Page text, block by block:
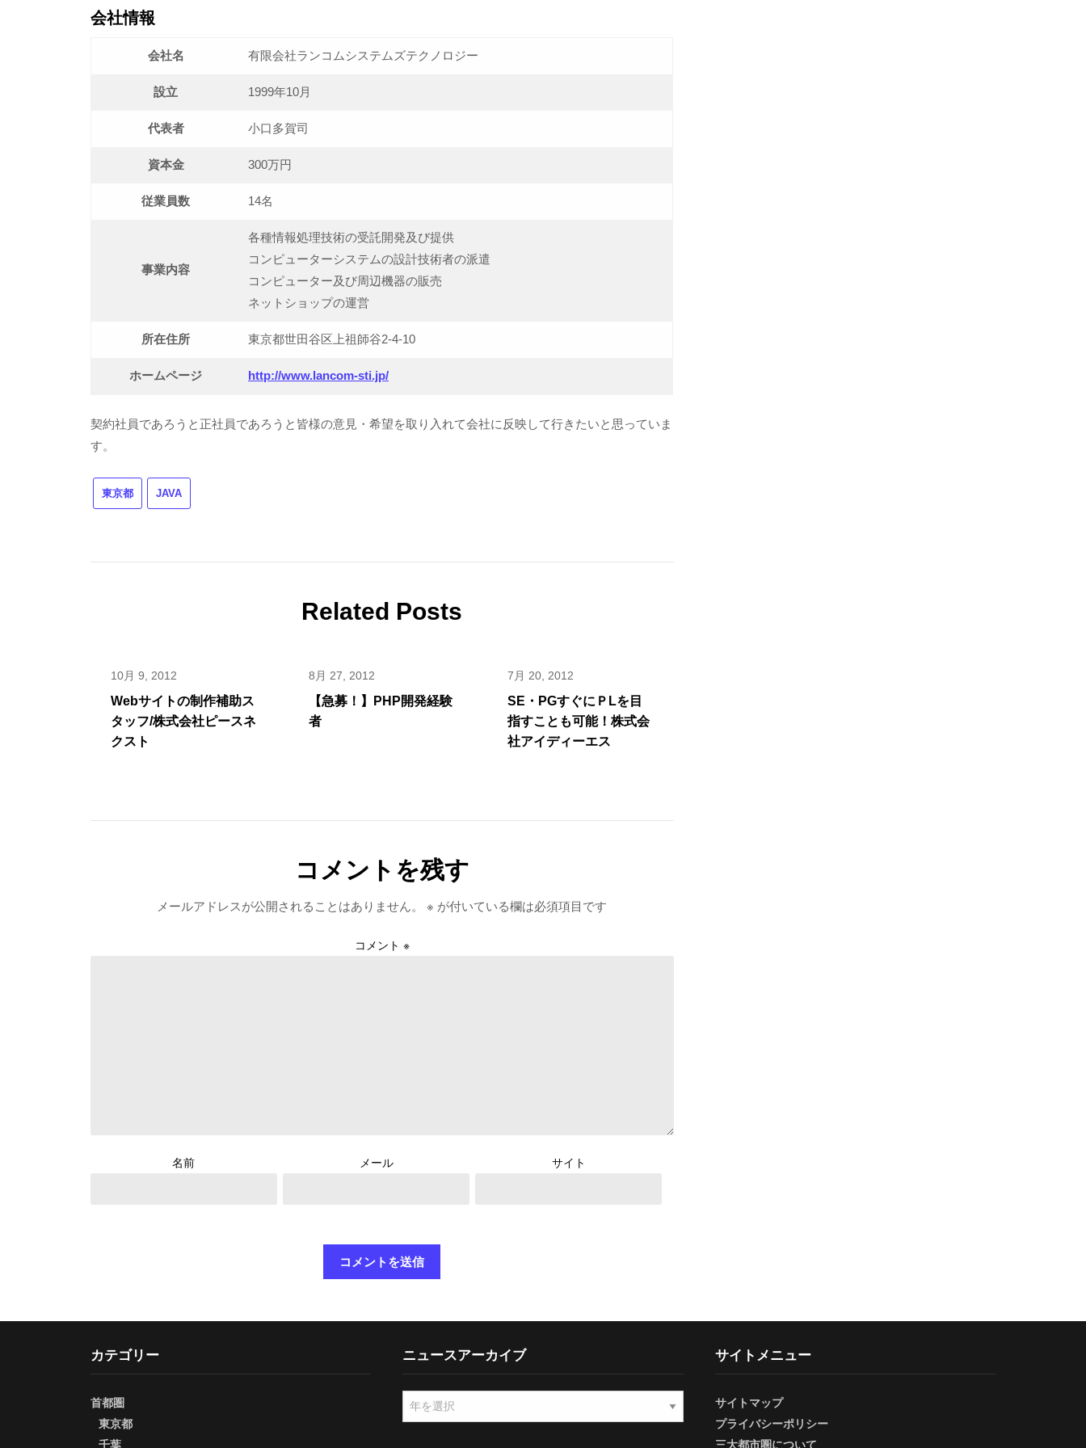
会社情報
会社名 有限会社ランコムシステムズテクノロジー
設立 1999年10月
代表者 小口多賀司
資本金 300万円
従業員数 14名
事業内容
各種情報処理技術の受託開発及び提供
コンピューターシステムの設計技術者の派遣
コンピューター及び周辺機器の販売
ネットショップの運営
所在住所 東京都世田谷区上祖師谷2-4-10
ホームページ http://www.lancom-sti.jp/
契約社員であろうと正社員であろうと皆様の意見・希望を取り入れて会社に反映して行きたいと思っていま
す。
東京都 JAVA
Related Posts
10月 9, 2012
Webサイトの制作補助ス
タッフ/株式会社ピースネ
クスト
8月 27, 2012
【急募！】PHP開発経験
者
7月 20, 2012
SE・PGすぐにＰLを目
指すことも可能！株式会
社アイディーエス
コメントを残す
メールアドレスが公開されることはありません。 ※ が付いている欄は必須項目です
コメント ※
名前 メール サイト
カテゴリー
首都圏
東京都
千葉
ニュースアーカイブ
ニ
サイトメニュー
サイトマップ
プライバシーポリシー
三大都市圏について